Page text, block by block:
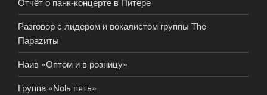
Разговор с лидером и вокалистом группы The
Параzиты
Наив «Оптом и в розницу»
Группа «Nolь пять»